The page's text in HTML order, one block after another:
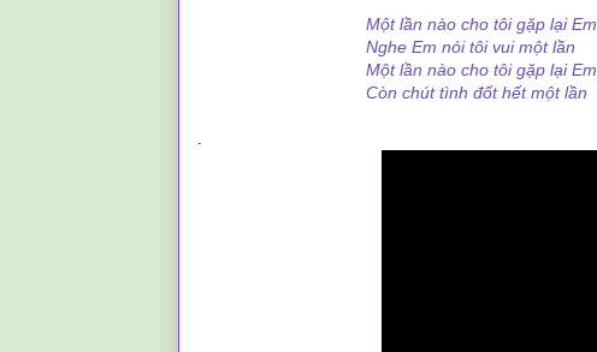
Một lần nào cho tôi gặp lại Em
Nghe Em nói tôi vui một lần
Một lần nào cho tôi gặp lại Em
Còn chút tình đốt hết một lần
.